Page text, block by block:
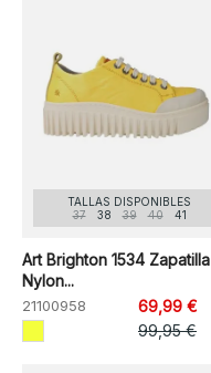
TALLAS DISPONIBLES
37
38 39 40 41
Art Brighton 1534 Zapatilla
Nylon...
21100958
69,99 €
99,95 €